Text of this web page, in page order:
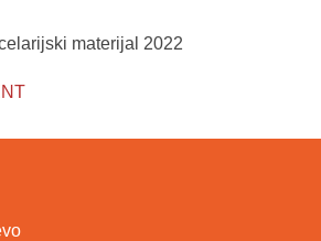
materijal 2022